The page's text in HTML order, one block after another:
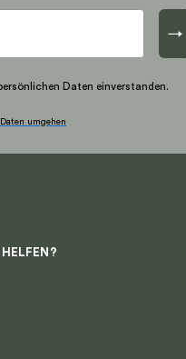
→
Daten einverstanden.
umgehen